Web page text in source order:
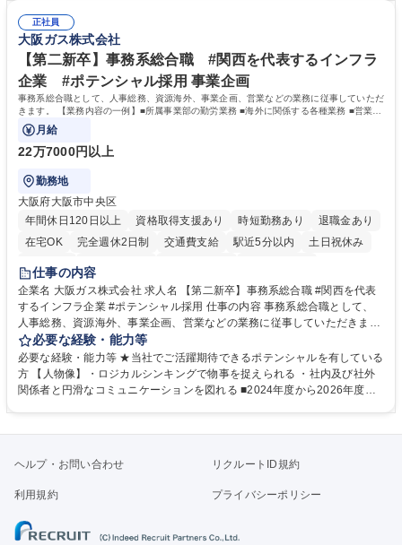
道路施設や道路工事現場の見学ツアー事業 ※入社後は上記いずれかの部門
へ配属。※業務内容変更の範囲：会社の定める業務 募集職種 【都庁グル
ープ】総合職（事務）◇残業月平均9時間未満／有給年平均16日取得
部門など多岐に渡る業務を経験できます。 ■様々なプロジェクト：駐車場
事業の他、新宿駅西口広場内に設置された照明を兼ねた広告「ブライトサ
イン」の管理運営を行うなど、事業収益を生み出す活動を積極的に行って
います。 学歴・資格 学歴：大学院 大学 高専 短大 専修学校 高校 語学力：
資格：
正社員
大阪ガス株式会社
【第二新卒】事務系総合職 #関西を代表するインフラ
企業 #ポテンシャル採用 事業企画
事務系総合職として、人事総務、資源海外、事業企画、営業などの業務に従事していただ
きます。 【業務内容の一例】■所属事業部の勤労業務 ■海外に関係する各種業務 ■営業部
門の企画スタッフ、ルート営業
月給
22万7000円以上
勤務地
大阪府大阪市中央区
年間休日120日以上
資格取得支援あり 時短勤務あり
退職金あり
在宅OK
完全週休2日制 交通費支給 駅近5分以内
土日祝休み
服装自由
第二新卒歓迎
仕事の内容
企業名 大阪ガス株式会社 求人名 【第二新卒】事務系総合職 #関西を代表
するインフラ企業 #ポテンシャル採用 仕事の内容 事務系総合職として、
人事総務、資源海外、事業企画、営業などの業務に従事していただきま
す。 【業務内容の一例】■所属事業部の勤労業務 ■海外に関係する各種業
務 ■営業部門の企画スタッフ、ルート営業 【キャリアパス】入社後の配属
ポジションで一定期間ご活躍頂いた後、本人の適性及び将来のキャリアを
鑑みてジョブローテーションを行います。 【育成】OJTでの現場育成や研
表するインフラ企業 #ポテンシャル採用
必要な経験・能力等
必要な経験・能力等 ★当社でご活躍期待できるポテンシャルを有している
方 【人物像】・ロジカルシンキングで物事を捉えられる ・社内及び社外
関係者と円滑なコミュニケーションを図れる ■2024年度から2026年度ま
「未来の日常」の創造に向けて持続可能な社会の実現に貢献してまいりま
す。 学歴・資格 学歴：大学院 大学 語学力： 資格：
ヘルプ・お問い合わせ リクルートID規約
利用規約 プライバシーポリシー